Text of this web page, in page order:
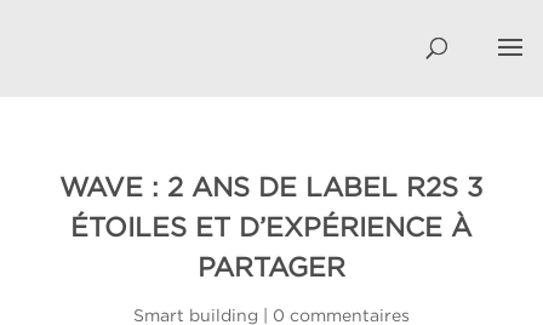
WAVE : 2 ANS DE LABEL R2S 3
ÉTOILES ET D’EXPÉRIENCE À
PARTAGER
Smart building 0 commentaires